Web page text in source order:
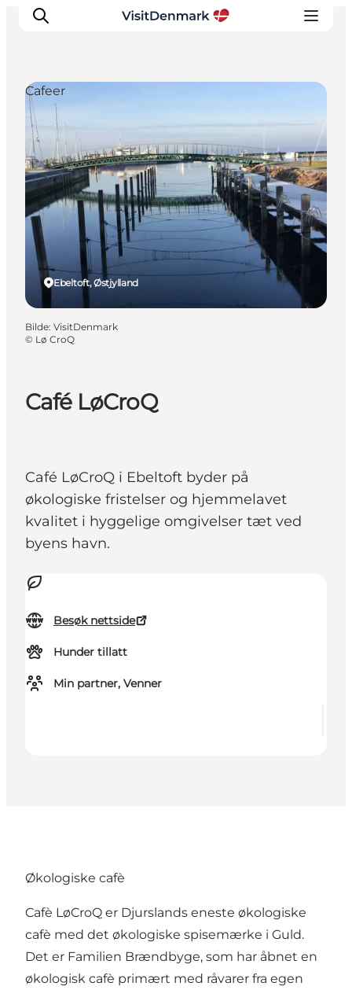
Inspirasjon
Reisemål
Aktiviteter
Overnatting
Planlegg reisen
Café LøCroQ
Café LøCroQ i Ebeltoft byder på
økologiske fristelser og hjemmelavet
kvalitet i hyggelige omgivelser tæt ved
byens havn.
Besøk nettside
Hunder tillatt
Min partner, Venner
Ebeltoft, Østjylland
Cafeer
Bilde: VisitDenmark
© Lø CroQ
Økologiske cafè
Cafè LøCroQ er Djurslands eneste økologiske
cafè med det økologiske spisemærke i Guld.
Det er Familien Brændbyge, som har åbnet en
økologisk cafè primært med råvarer fra egen